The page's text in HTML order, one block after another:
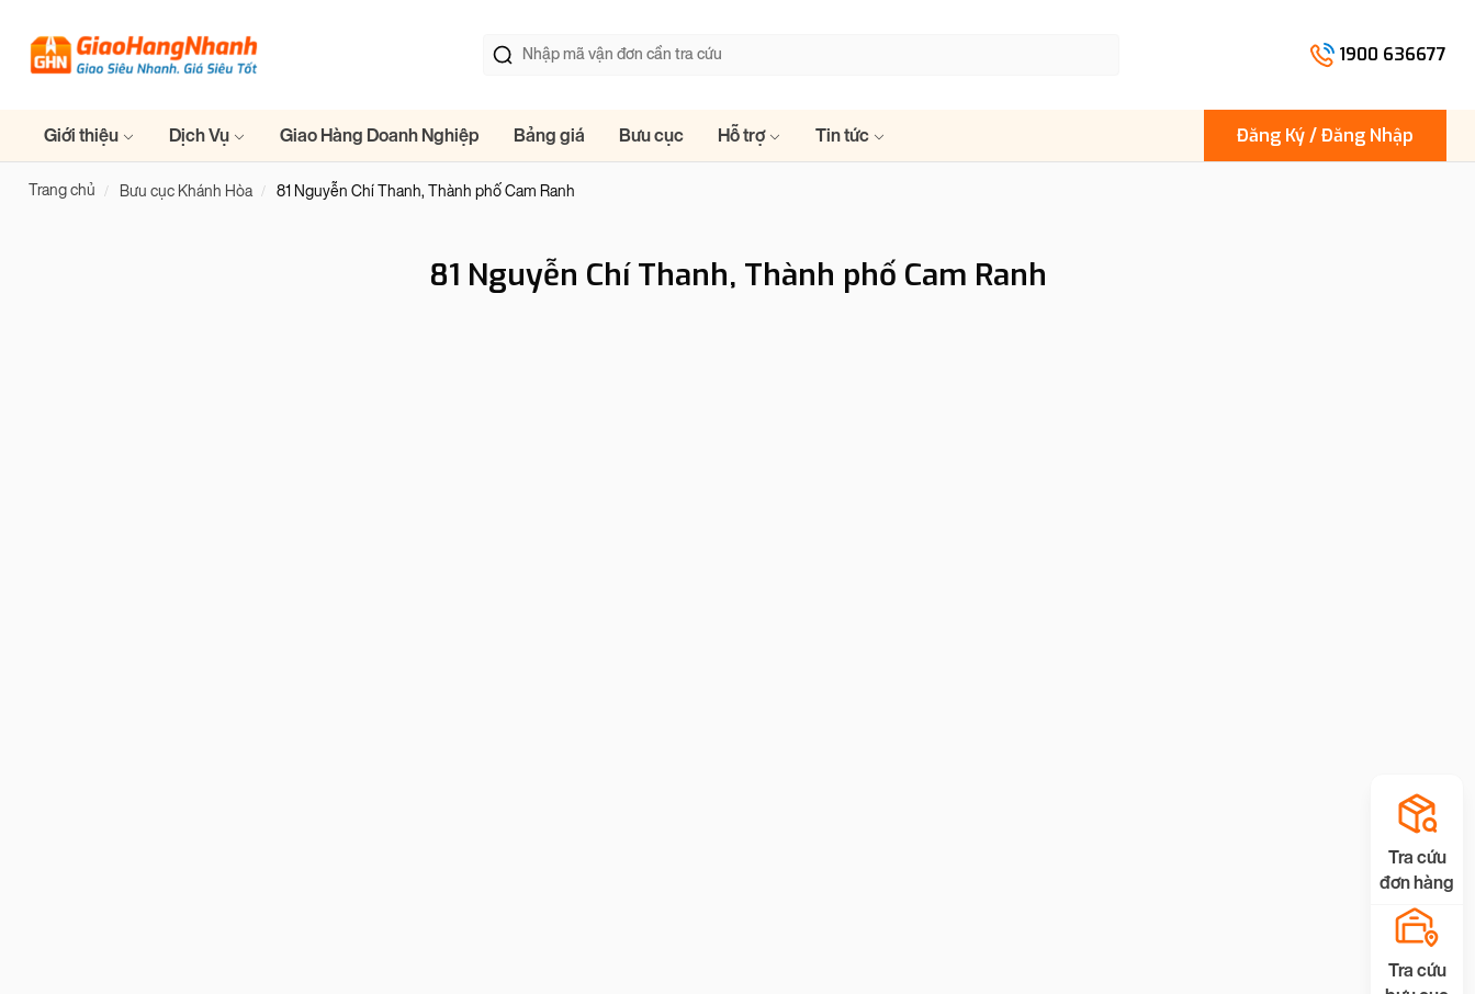
1900 636677
Giới thiệu Dịch Vụ Giao Hàng Doanh Nghiệp Bảng giá Bưu cục Hỗ trợ Tin tức Đăng Ký / Đăng Nhập
Trang chủ Bưu cục Khánh Hòa 81 Nguyễn Chí Thanh, Thành phố Cam Ranh
81 Nguyễn Chí Thanh, Thành phố Cam Ranh
Tra cứu
đơn hàng
Tra cứu